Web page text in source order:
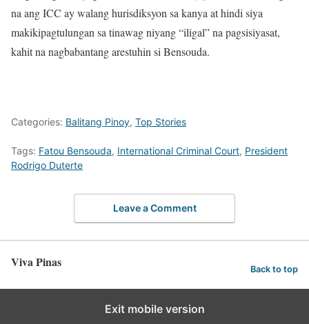
na ang ICC ay walang hurisdiksyon sa kanya at hindi siya
makikipagtulungan sa tinawag niyang “iligal” na pagsisiyasat,
kahit na nagbabantang arestuhin si Bensouda.
Categories: Balitang Pinoy, Top Stories
Tags: Fatou Bensouda, International Criminal Court, President
Rodrigo Duterte
Leave a Comment
Viva Pinas Back to top
Exit mobile version